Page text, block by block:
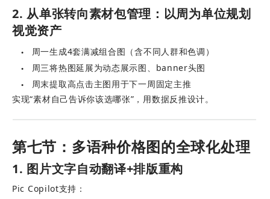
2. 从单张转向素材包管理：以周为单位规划
视觉资产
● 周一生成4套满减组合图（含不同人群和色调）
● 周三将热图延展为动态展示图、banner头图
●
周末提取高点击主图用于下一周固定主推
实现“素材自己告诉你该选哪张”，用数据反推设计。
第七节：多语种价格图的全球化处理
1. 图片文字自动翻译+排版重构
Pic Copilot支持：